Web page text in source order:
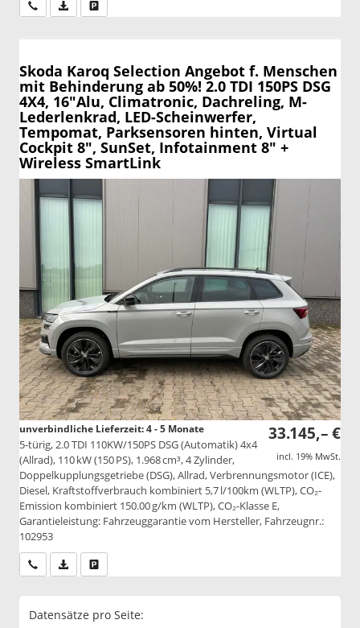
Wir rufen Sie anPDF-Datei, Fahrzeugexposé drucken
Skoda Karoq Selection Angebot f. Menschen
mit Behinderung ab 50%! 2.0 TDI 150PS DSG
4X4, 16"Alu, Climatronic, Dachreling, M-
Lederlenkrad, LED-Scheinwerfer,
Tempomat, Parksensoren hinten, Virtual
Cockpit 8", SunSet, Infotainment 8" +
Wireless SmartLink
33.145,– €
incl. 19% MwSt.
unverbindliche Lieferzeit: 4 - 5 Monate
5-türig, 2.0 TDI 110KW/150PS DSG (Automatik) 4x4
(Allrad), 110 kW (150 PS), 1.968 cm³, 4 Zylinder,
Doppelkupplungsgetriebe (DSG), Allrad, Verbrennungsmotor (ICE),
Diesel, Kraftstoffverbrauch kombiniert 5,7 l/100km (WLTP), CO₂-
Emission kombiniert 150.00 g/km (WLTP), CO₂-Klasse E,
Garantieleistung: Fahrzeuggarantie vom Hersteller, Fahrzeugnr.:
102953
Wir rufen Sie anPDF-Datei, Fahrzeugexposé drucken
Datensätze pro Seite: